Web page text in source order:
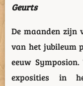
Geurts
De maanden zijn
van het jubileum
eeuw
exposities in